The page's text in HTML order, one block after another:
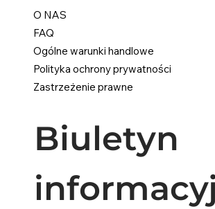
Biuletyn
O NAS
FAQ
Ogólne warunki handlowe
Polityka ochrony prywatności
Zastrzeżenie prawne